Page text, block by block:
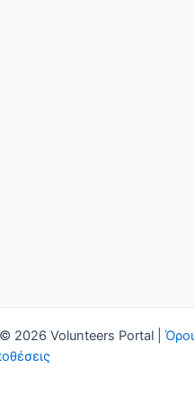
2026 Volunteers Portal | Όροι